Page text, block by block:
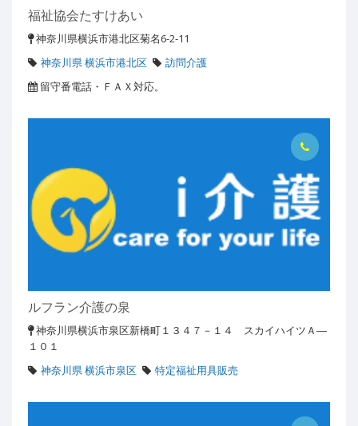
福祉協会たすけあい
神奈川県横浜市港北区菊名6-2-11
神奈川県 横浜市港北区
訪問介護
留守番電話・ＦＡＸ対応。
ルフラン介護の泉
神奈川県横浜市泉区新橋町１３４７－１４ スカイハイツＡ―
１０１
神奈川県 横浜市泉区
特定福祉用具販売